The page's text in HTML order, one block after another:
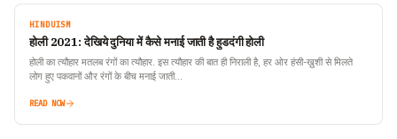
HINDUISM
होली 2021: देखिये दुनिया में कैसे मनाई जाती है हुडदंगी होली
होली का त्यौहार मतलब रंगों का त्यौहार. इस त्यौहार की बात ही निराली है, हर ओर हंसी-ख़ुशी से मिलते
लोग हुए पकवानों और रंगों के बीच मनाई जाती…
READ NOW